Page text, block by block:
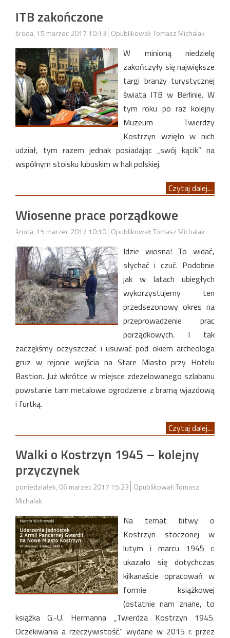
ITB zakończone
środa, 15 marzec 2017 10:13 Opublikował: Tomasz Michalak
W minioną niedzielę
zakończyły się największe
targi branży turystycznej
świata ITB w Berlinie. W
tym roku po raz kolejny
Muzeum Twierdzy
Kostrzyn wzięło w nich
udział, tym razem jednak posiadając „swój kącik” na
wspólnym stoisku lubuskim w hali polskiej.
Czytaj dalej...
Wiosenne prace porządkowe
środa, 15 marzec 2017 10:10 Opublikował: Tomasz Michalak
Idzie wiosna! To widać,
słychać i czuć. Podobnie
jak w latach ubiegłych
wykorzystujemy ten
przedsezonowy okres na
przeprowadzenie prac
porządkowych. I tak
zaczęliśmy oczyszczać i usuwać pod okiem archeologa
gruz w rejonie wejścia na Stare Miasto przy Hotelu
Bastion. Już wkrótce w miejsce zdezelowanego szlabanu
powstanie tam metalowe ogrodzenie z bramą wjazdową
i furtką.
Czytaj dalej...
Walki o Kostrzyn 1945 – kolejny
przyczynek
poniedziałek, 06 marzec 2017 15:23 Opublikował: Tomasz
Michalak
Na temat bitwy o
Kostrzyn stoczonej w
lutym i marcu 1945 r.
ukazało się dotychczas
kilkanaście opracowań w
formie książkowej
(ostatnie nam znane, to
książka G.-U. Hermanna „Twierdza Kostrzyn 1945.
Oczekiwania a rzeczywistość.” wydane w 2015 r. przez